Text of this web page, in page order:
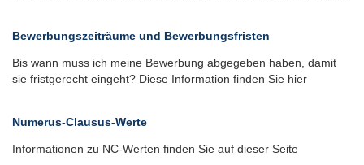
Bewerbungszeiträume und Bewerbungsfristen
Bis wann muss ich meine Bewerbung abgegeben haben, damit
sie fristgerecht eingeht? Diese Information finden Sie hier
Numerus-Clausus-Werte
Informationen zu NC-Werten finden Sie auf dieser Seite